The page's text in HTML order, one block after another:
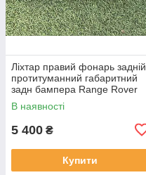
Ліхтар правий фонарь задній
протитуманний габаритний
задн бампера Range Rover
L460 від2021-рр, LR152295
оригінал повністю робо
В наявності
5 400 ₴
Купити